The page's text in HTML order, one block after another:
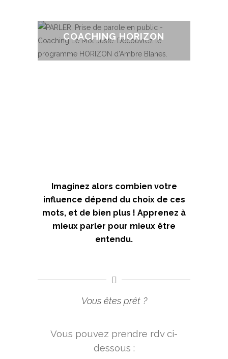
pas
pour travailler une
problématique bien définie.
COACHING HORIZON
Imaginez alors combien votre
influence dépend du choix de ces
mots, et de bien plus ! Apprenez à
mieux parler pour mieux être
entendu.
Vous êtes prêt ?
Vous pouvez prendre rdv ci-
dessous :